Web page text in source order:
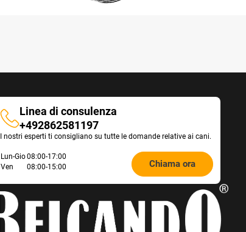
Linea di consulenza
Linea
di
consulenza
+492862581197
I nostri esperti ti consigliano su tutte le domande relative ai cani.
Öffnungszeiten
Lun-Gio08:00-17:00
Ven
08:00-15:00 Chiama ora